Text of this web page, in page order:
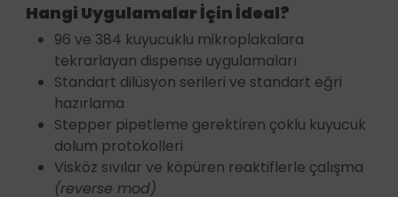
Hangi Uygulamalar İçin İdeal?
96 ve 384 kuyucuklu mikroplakalara
tekrarlayan dispense uygulamaları
Standart dilüsyon serileri ve standart eğri
hazırlama
Stepper pipetleme gerektiren çoklu kuyucuk
dolum protokolleri
Visköz sıvılar ve köpüren reaktiflerle çalışma
(reverse mod)